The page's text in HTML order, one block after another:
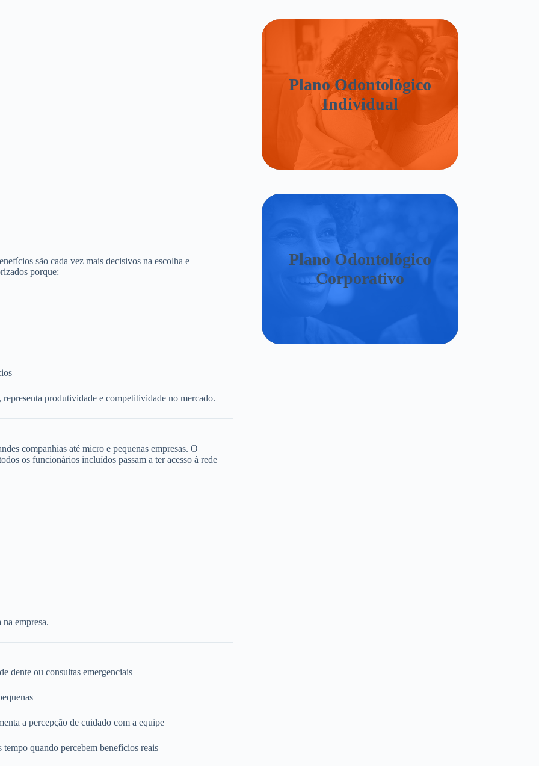
são cada vez mais decisivos na escolha e
porque:
produtividade e competitividade no mercado.
companhias até micro e pequenas empresas. O
os funcionários incluídos passam a ter acesso à rede
empresa.
dente ou consultas emergenciais
a percepção de cuidado com a equipe
quando percebem benefícios reais
Plano Odontológico
Individual
Plano Odontológico
Corporativo